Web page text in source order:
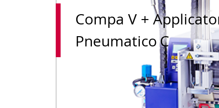
Compa V +
Pneumatico C